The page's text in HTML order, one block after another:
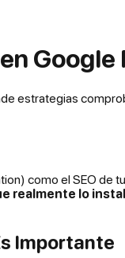
estrategias
como el SEO de
realmente lo
Importante